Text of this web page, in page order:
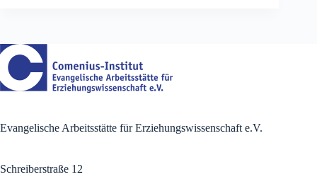
Evangelische Arbeitsstätte für Erziehungswissenschaft e.V.
Schreiberstraße 12